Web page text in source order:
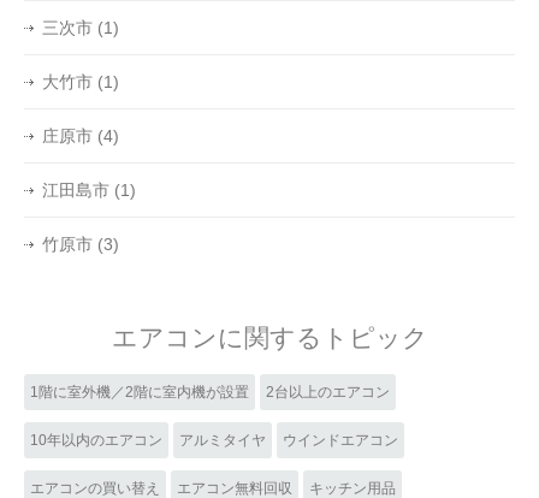
三次市 (1)
大竹市 (1)
庄原市 (4)
江田島市 (1)
竹原市 (3)
エアコンに関するトピック
1階に室外機／2階に室内機が設置 2台以上のエアコン
10年以内のエアコン アルミタイヤ ウインドエアコン
エアコンの買い替え エアコン無料回収 キッチン用品